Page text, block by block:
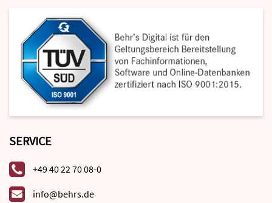
SERVICE
+49 40 22 70 08-0
info@behrs.de